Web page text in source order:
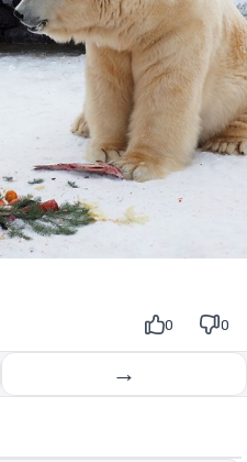
0 0
→